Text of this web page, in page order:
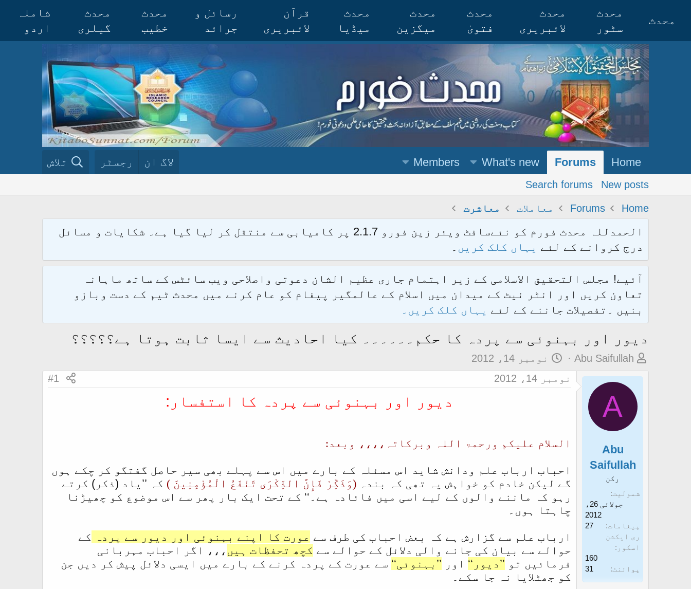
محدث
محدث
سٹور
محدث
لائبریری
محدث
فتویٰ
محدث
میگزین
محدث
میڈیا
قرآن
لائبریری
رسائل و
جرائد
محدث
خطیب
محدث
گیلری
شاملہ
اردو
Home
Forums
What's new
Members لاگ ان رجسٹر تلاش
New posts
Search forums
Home
Forums معاملات معاشرت
الحمدللہ محدث فورم کو نئےسافٹ ویئر زین فورو 2.1.7 پر کامیابی سے منتقل کر لیا گیا ہے۔ شکایات و مسائل
درج کروانے کے لئے یہاں کلک کریں ۔
آئیے! مجلس التحقیق الاسلامی کے زیر اہتمام جاری عظیم الشان دعوتی واصلاحی ویب سائٹس کے ساتھ ماہانہ
تعاون کریں اور انٹر نیٹ کے میدان میں اسلام کے عالمگیر پیغام کو عام کرنے میں محدث ٹیم کے دست وبازو
بنیں ۔تفصیلات جاننے کے لئے یہاں کلک کریں۔
دیور اور بہنوئی سے پردہ کا حکم۔۔۔۔۔۔ کیا احادیث سے ایسا ثابت ہوتا ہے؟؟؟؟؟
م
ض
ک
آ
ر
ن
و
Abu Saifullah
ت
ا
ر
غ
ز
نومبر 14، 2012
A
Abu
Saifullah
رکن
شمولیت
جولائی 26،
2012
پیغامات
27
ری ایکشن
اسکور
160
پوائنٹ
31
نومبر 14، 2012 #1
دیور اور بہنوئی سے پردہ کا استفسار:
السلام علیکم ورحمۃ اللہ وبرکاتہ،،،، وبعد:
احباب ارباب علم ودانش شاید اس مسئلہ کے بارے میں اس سے پہلے بھی سیر حاصل گفتگو کر چکے ہوں
گے لیکن خادم کو خواہش یہ تھی کہ بندہ (وَذَكِّرْ فَإِنَّ الذِّكْرَى تَنْفَعُ الْمُؤْمِنِينَ ) کہ ’’یاد (ذکر) کرتے
رہو کہ ماننے والوں کے لیے اسی میں فائادہ ہے۔‘‘ کے تحت ایک بار پھر سے اس موضوع کو چھیڑنا
چاہتا ہوں۔
ارباب علم سے گزارش ہے کہ بعض احباب کی طرف سے عورت کا اپنے بہنوئی اور دیور سے پردہ کے
حوالے سے بیان کی جانے والی دلائل کے حوالے سے کچھ تحفظات ہیں ،،، اگر احباب مہربانی
فرمائیں تو ’’دیور‘‘ اور ’’بہنوئی‘‘ سے عورت کے پردہ کرنے کے بارے میں ایسی دلائل پیش کر دیں جن
کو جھٹلایا نہ جا سکے۔